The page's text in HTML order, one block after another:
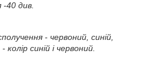
-40 див.
- червоний, синій,
синій і червоний.